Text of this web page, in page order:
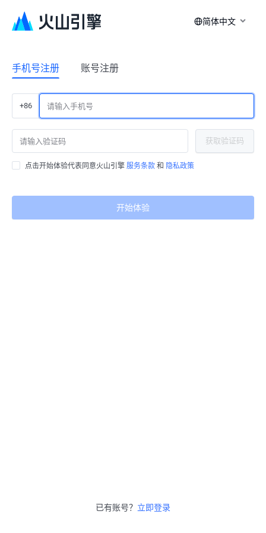
简体中文
手机号注册 账号注册
+86
获取验证码
点击开始体验代表同意火山引擎 服务条款 和 隐私政策
开始体验
已有账号？ 立即登录